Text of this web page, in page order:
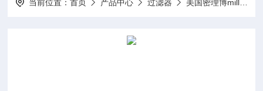
当前位置：首页 产品中心 过滤器 美国密理博millipore